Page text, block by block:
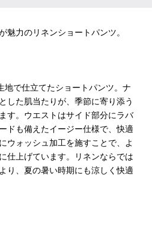
魅力のリネンショートパンツ。
地で仕立てたショートパンツ。ナ
した肌当たりが、季節に寄り添う
す。ウエストはサイド部分にラバ
ドも備えたイージー仕様で、快適
ウォッシュ加工を施すことで、よ
仕上げています。リネンならでは
り、夏の暑い時期にも涼しく快適